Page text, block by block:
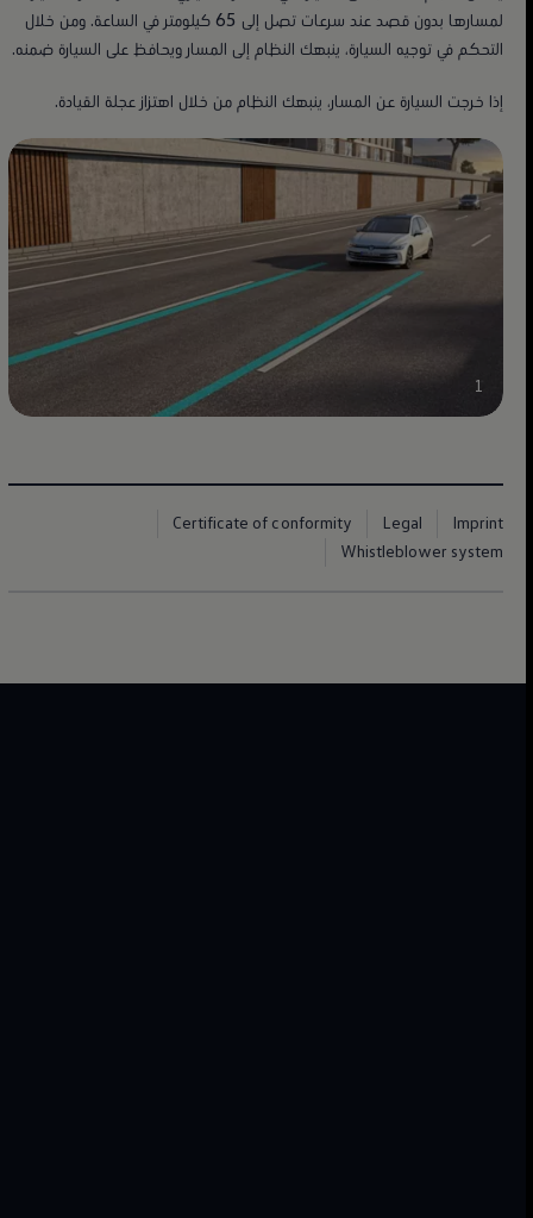
لمسارها بدون قصد عند سرعات تصل إلى 65 كيلومتر في الساعة. ومن خلال
التحكم في توجيه السيارة، ينبهك النظام إلى المسار ويحافظ على السيارة ضمنه.
إذا خرجت السيارة عن المسار، ينبهك النظام من خلال اهتزاز عجلة القيادة.
Imprint
Legal
Certificate of conformity
Whistleblower system